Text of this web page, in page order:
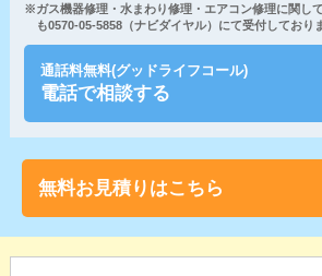
※ガス機器修理・水まわり修理・エアコン修理に関し
も0570-05-5858（ナビダイヤル）にて受付しており
通話料無料(グッドライフコール)
電話で相談する
無料お見積りはこちら